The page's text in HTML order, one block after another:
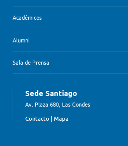
Académicos
Alumni
Sala de Prensa
Sede Santiago
Av. Plaza 680, Las Condes
Contacto | Mapa